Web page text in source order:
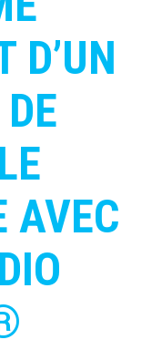
D’UN
AVEC